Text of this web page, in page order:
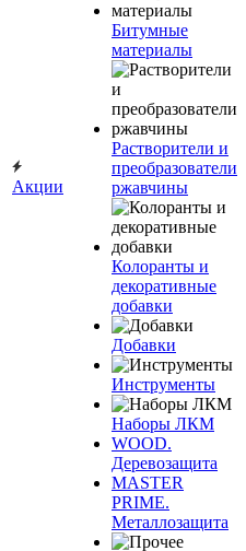
Акции
Битумные
материалы
Растворители и
преобразователи
ржавчины
Колоранты и
декоративные
добавки
Добавки
Инструменты
Наборы ЛКМ
WOOD.
Деревозащита
MASTER
PRIME.
Металлозащита